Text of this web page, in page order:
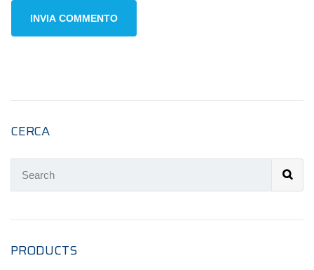
CERCA
PRODUCTS